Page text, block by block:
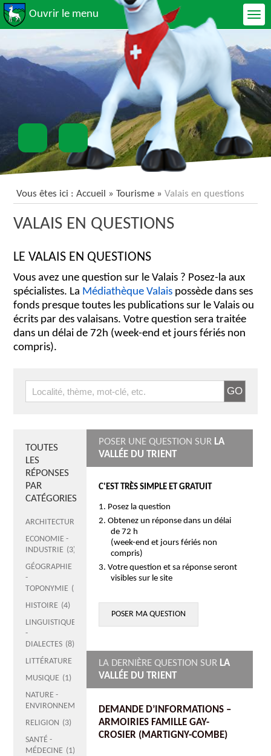
Ouvrir le menu
Vous êtes ici :Accueil »Tourisme »Valais en questions
VALAIS EN QUESTIONS
LE VALAIS EN QUESTIONS
Vous avez une question sur le Valais ? Posez-la aux
spécialistes. La Médiathèque Valais possède dans ses
fonds presque toutes les publications sur le Valais ou
écrits par des valaisans. Votre question sera traitée
dans un délai de 72h (week-end et jours fériés non
compris).
TOUTES
LES
RÉPONSES
PAR
CATÉGORIES
ARCHITECTURE
ECONOMIE -
INDUSTRIE
3
GÉOGRAPHIE
-
TOPONYMIE
HISTOIRE
4
LINGUISTIQUE
-
DIALECTES
8
LITTÉRATURE
MUSIQUE
1
NATURE -
ENVIRONNEMENT
RELIGION
3
SANTÉ -
MÉDECINE
1
POSER UNE QUESTION SUR LA
VALLÉE DU TRIENT
C'EST TRÈS SIMPLE ET GRATUIT
Posez la question
Obtenez un réponse dans un délai
de 72 h
(week-end et jours fériés non
compris)
Votre question et sa réponse seront
visibles sur le site
POSER MA QUESTION
LA DERNIÈRE QUESTION SUR LA
VALLÉE DU TRIENT
DEMANDE D’INFORMATIONS –
ARMOIRIES FAMILLE GAY-
CROSIER (MARTIGNY-COMBE)